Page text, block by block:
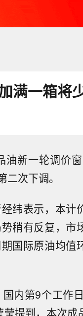
满一箱将
新一轮调价
次下调。
纬表示，本计
稍有反复，市
国际原油均值
内第9个工作
提到，本次成